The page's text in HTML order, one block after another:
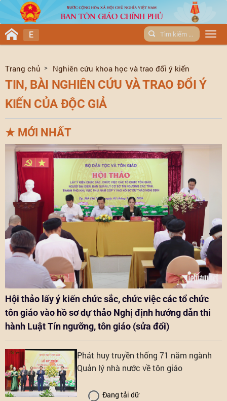
E
Trang chủ Nghiên cứu khoa học và trao đổi ý kiến
TIN, BÀI NGHIÊN CỨU VÀ TRAO ĐỔI Ý
KIẾN CỦA ĐỘC GIẢ
★ MỚI NHẤT
Hội thảo lấy ý kiến chức sắc, chức việc các tổ chức
tôn giáo vào hồ sơ dự thảo Nghị định hướng dẫn thi
hành Luật Tín ngưỡng, tôn giáo (sửa đổi)
Phát huy truyền thống 71 năm ngành
Quản lý nhà nước về tôn giáo
Đang tải dữ